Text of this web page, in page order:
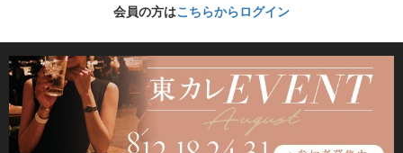
会員の方はこちらからログイン